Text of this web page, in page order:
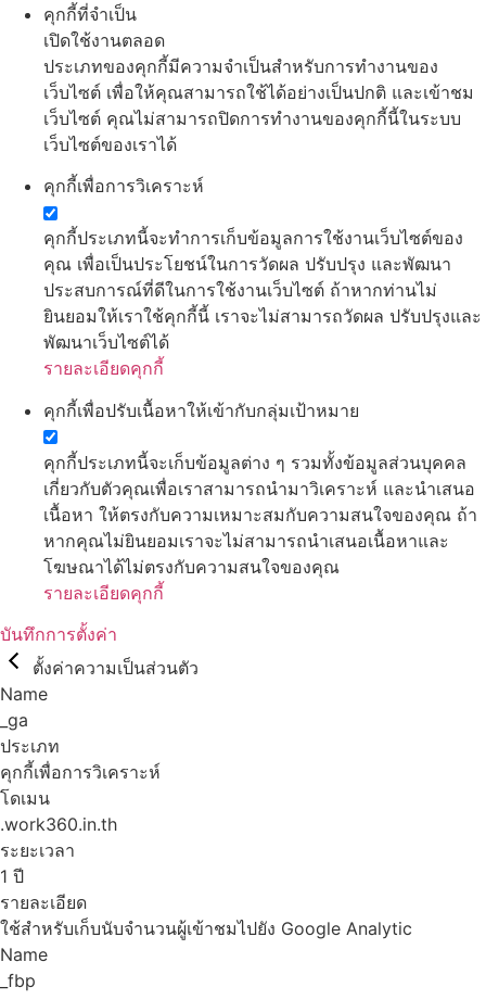
คุกกี้ที่จำเป็น
เปิดใช้งานตลอด
ประเภทของคุกกี้มีความจำเป็นสำหรับการทำงานของ
เว็บไซต์ เพื่อให้คุณสามารถใช้ได้อย่างเป็นปกติ และเข้าชม
เว็บไซต์ คุณไม่สามารถปิดการทำงานของคุกกี้นี้ในระบบ
เว็บไซต์ของเราได้
คุกกี้เพื่อการวิเคราะห์
คุกกี้ประเภทนี้จะทำการเก็บข้อมูลการใช้งานเว็บไซต์ของ
คุณ เพื่อเป็นประโยชน์ในการวัดผล ปรับปรุง และพัฒนา
ประสบการณ์ที่ดีในการใช้งานเว็บไซต์ ถ้าหากท่านไม่
ยินยอมให้เราใช้คุกกี้นี้ เราจะไม่สามารถวัดผล ปรับปรุงและ
พัฒนาเว็บไซต์ได้
รายละเอียดคุกกี้
คุกกี้เพื่อปรับเนื้อหาให้เข้ากับกลุ่มเป้าหมาย
คุกกี้ประเภทนี้จะเก็บข้อมูลต่าง ๆ รวมทั้งข้อมูลส่วนบุคคล
เกี่ยวกับตัวคุณเพื่อเราสามารถนำมาวิเคราะห์ และนำเสนอ
เนื้อหา ให้ตรงกับความเหมาะสมกับความสนใจของคุณ ถ้า
หากคุณไม่ยินยอมเราจะไม่สามารถนำเสนอเนื้อหาและ
โฆษณาได้ไม่ตรงกับความสนใจของคุณ
รายละเอียดคุกกี้
บันทึกการตั้งค่า
ตั้งค่าความเป็นส่วนตัว
Name
_ga
ประเภท
คุกกี้เพื่อการวิเคราะห์
โดเมน
.work360.in.th
ระยะเวลา
1 ปี
รายละเอียด
ใช้สำหรับเก็บนับจำนวนผู้เข้าชมไปยัง Google Analytic
Name
_fbp